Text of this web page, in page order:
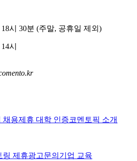
시 30분 (주말, 공휴일 제외)
시
채용제휴 대학 인증코멘토픽 소개
링 제휴광고문의 기업 교육